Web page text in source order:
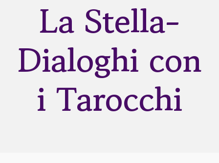
Astrologia
Contatti
La Stella-
Dialoghi con
i Tarocchi